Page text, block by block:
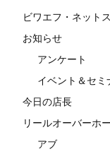
ビワエフ・ネット
お知らせ
アンケート
イベント＆セミ
今日の店長
リールオーバーホ
アブ